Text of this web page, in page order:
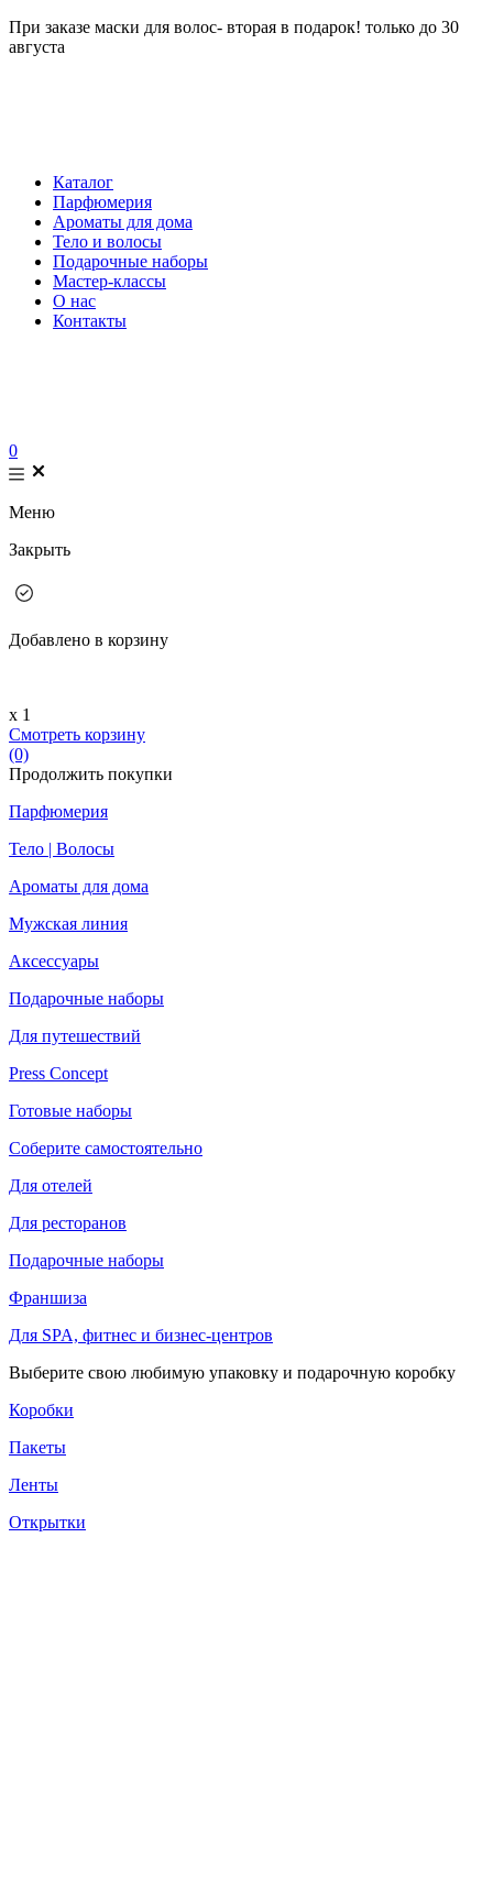
При заказе маски для волос- вторая в подарок! только до 30
августа
Каталог
Парфюмерия
Ароматы для дома
Тело и волосы
Подарочные наборы
Мастер-классы
О нас
Контакты
0
Меню
Закрыть
Добавлено в корзину
х 1
Смотреть корзину
(0)
Продолжить покупки
Парфюмерия
Тело | Волосы
Ароматы для дома
Мужская линия
Аксессуары
Подарочные наборы
Для путешествий
Press Concept
Готовые наборы
Соберите самостоятельно
Для отелей
Для ресторанов
Подарочные наборы
Франшиза
Для SPA, фитнес и бизнес-центров
Выберите свою любимую упаковку и подарочную коробку
Коробки
Пакеты
Ленты
Открытки